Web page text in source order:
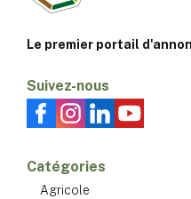
Le premier portail
Suivez-nous
Catégories
Agricole